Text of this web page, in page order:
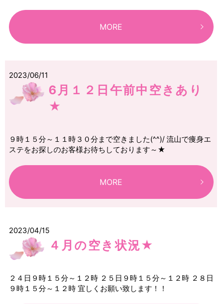
MORE
2023/06/11
6月１２日午前中空きあり
★
９時１５分～１１時３０分まで空きました(^^)/ 流山で痩身エ
ステをお探しのお客様お待ちしております～★
MORE
2023/04/15
４月の空き状況★
２４日９時１５分～１２時 ２５日９時１５分～１２時 ２８日
９時１５分～１２時 宜しくお願い致します！！